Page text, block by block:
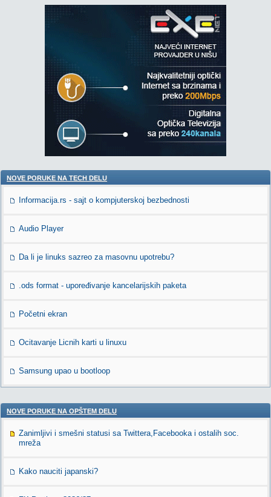
NOVE PORUKE NA TECH DELU
Informacija.rs - sajt o kompjuterskoj bezbednosti
Audio Player
Da li je linuks sazreo za masovnu upotrebu?
.ods format - upoređivanje kancelarijskih paketa
Početni ekran
Ocitavanje Licnih karti u linuxu
Samsung upao u bootloop
NOVE PORUKE NA OPŠTEM DELU
Zanimljivi i smešni statusi sa Twittera,Facebooka i ostalih soc.
mreža
Kako nauciti japanski?